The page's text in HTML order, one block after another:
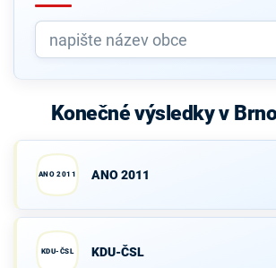
Konečné výsledky v
ANO 2011 ANO 2011
KDU-ČSL KDU-ČSL